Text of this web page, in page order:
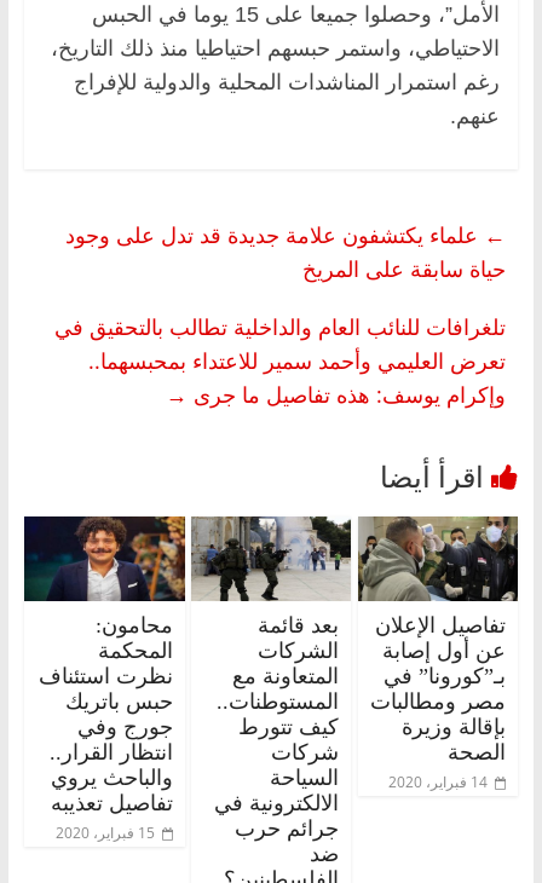
الأمل”، وحصلوا جميعا على 15 يوما في الحبس
الاحتياطي، واستمر حبسهم احتياطيا منذ ذلك التاريخ،
رغم استمرار المناشدات المحلية والدولية للإفراج
عنهم.
← علماء يكتشفون علامة جديدة قد تدل على وجود
حياة سابقة على المريخ
تلغرافات للنائب العام والداخلية تطالب بالتحقيق في
تعرض العليمي وأحمد سمير للاعتداء بمحبسهما..
وإكرام يوسف: هذه تفاصيل ما جرى →
تفاصيل الإعلان
عن أول إصابة
بـ”كورونا” في
مصر ومطالبات
بإقالة وزيرة
الصحة
14 فبراير، 2020
بعد قائمة
الشركات
المتعاونة مع
المستوطنات..
كيف تتورط
شركات
السياحة
الالكترونية في
جرائم حرب
ضد
محامون:
المحكمة
نظرت استئناف
حبس باتريك
جورج وفي
انتظار القرار..
والباحث يروي
تفاصيل تعذيبه
15 فبراير، 2020